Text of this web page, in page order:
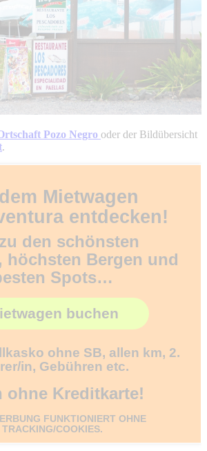
Pozo Negro oder der Bildübersicht
.
Mietwagen
entdecken!
den schönsten
höchsten Bergen und
Spots…
buchen
ohne SB, allen km, 2.
in, Gebühren etc.
ohne Kreditkarte!
FUNKTIONIERT OHNE
TRACKING/COOKIES.